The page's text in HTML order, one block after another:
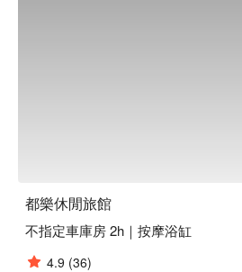
都樂休閒旅館
不指定車庫房 2h｜按摩浴缸
4.9 (36)